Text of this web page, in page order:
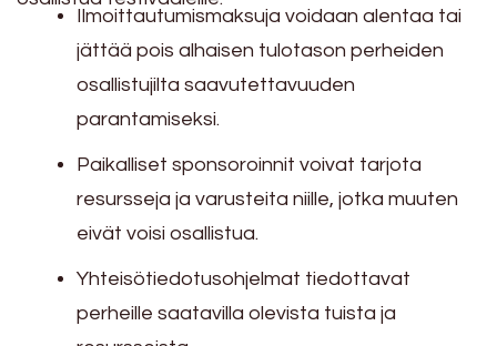
Ilmoittautumismaksuja voidaan alentaa tai
jättää pois alhaisen tulotason perheiden
osallistujilta saavutettavuuden
parantamiseksi.
Paikalliset sponsoroinnit voivat tarjota
resursseja ja varusteita niille, jotka muuten
eivät voisi osallistua.
Yhteisötiedotusohjelmat tiedottavat
perheille saatavilla olevista tuista ja